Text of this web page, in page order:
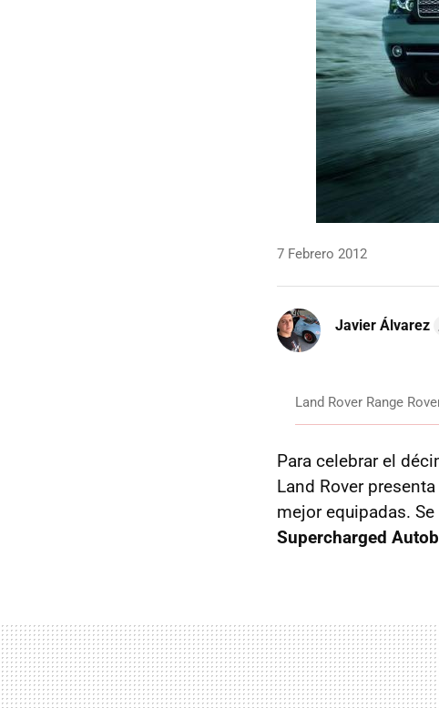
7 Febrero 2012
Javier Álvarez
Land Rover Range
Para celebrar el
Land Rover
mejor equipadas.
Supercharged